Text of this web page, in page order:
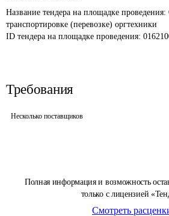
Полная информация и возможность
только с лицензией
Смотреть
Название тендера на площадке проведения:
транспортировке (перевозке) оргтехники
ID тендера на площадке проведения:
Требования
Несколько поставщиков